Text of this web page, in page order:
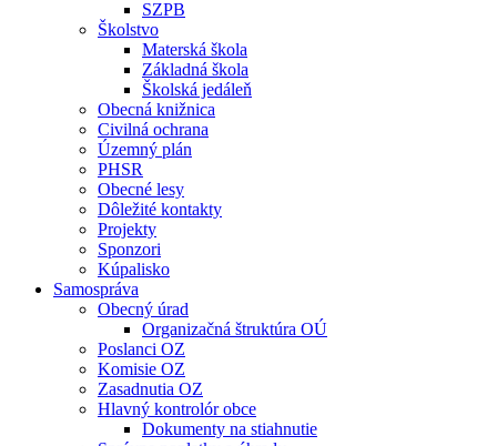
SZPB
Školstvo
Materská škola
Základná škola
Školská jedáleň
Obecná knižnica
Civilná ochrana
Územný plán
PHSR
Obecné lesy
Dôležité kontakty
Projekty
Sponzori
Kúpalisko
Samospráva
Obecný úrad
Organizačná štruktúra OÚ
Poslanci OZ
Komisie OZ
Zasadnutia OZ
Hlavný kontrolór obce
Dokumenty na stiahnutie